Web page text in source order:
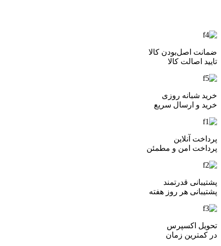
ضمانت اصل‌بودن کالا
تایید اصالت کالا
خرید شبانه روزی
خرید و ارسال سریع
پرداخت آنلاین
پرداخت امن و مطمئن
پشتیبانی قدرتمند
پشتیبانی هر روز هفته
تحویل اکسپرس
در کمترین زمان